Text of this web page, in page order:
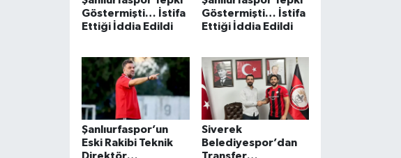
Göstermişti… İstifa
Ettiği İddia Edildi
Göstermişti… İstifa
Ettiği İddia Edildi
Şanlıurfaspor’un
Eski Rakibi Teknik
Direktör
Siverek
Belediyespor’dan
Transfer